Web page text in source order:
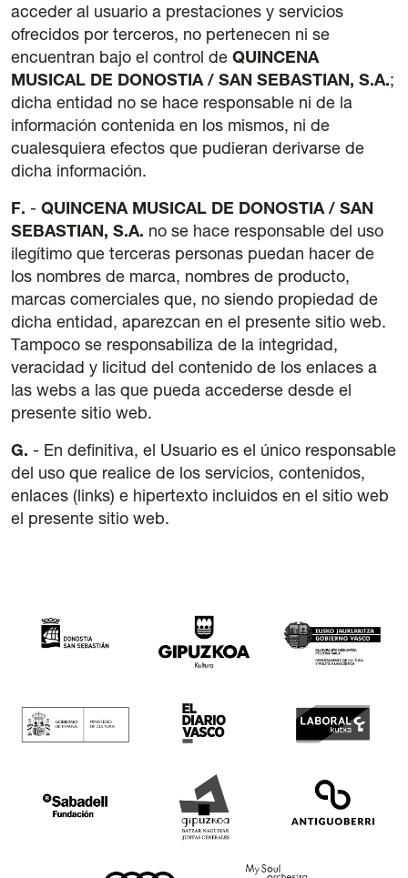
acceder al usuario a prestaciones y servicios
ofrecidos por terceros, no pertenecen ni se
encuentran bajo el control de QUINCENA
MUSICAL DE DONOSTIA / SAN SEBASTIAN, S.A.;
dicha entidad no se hace responsable ni de la
información contenida en los mismos, ni de
cualesquiera efectos que pudieran derivarse de
dicha información.
F. - QUINCENA MUSICAL DE DONOSTIA / SAN
SEBASTIAN, S.A. no se hace responsable del uso
ilegítimo que terceras personas puedan hacer de
los nombres de marca, nombres de producto,
marcas comerciales que, no siendo propiedad de
dicha entidad, aparezcan en el presente sitio web.
Tampoco se responsabiliza de la integridad,
veracidad y licitud del contenido de los enlaces a
las webs a las que pueda accederse desde el
presente sitio web.
G. - En definitiva, el Usuario es el único responsable
del uso que realice de los servicios, contenidos,
enlaces (links) e hipertexto incluidos en el sitio web
el presente sitio web.